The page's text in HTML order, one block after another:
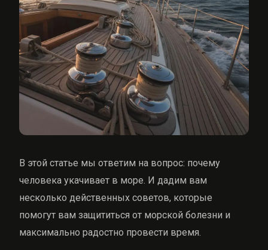
В этой статье мы ответим на вопрос: почему
человека укачивает в море. И дадим вам
несколько действенных советов, которые
помогут вам защититься от морской болезни и
максимально радостно провести время.